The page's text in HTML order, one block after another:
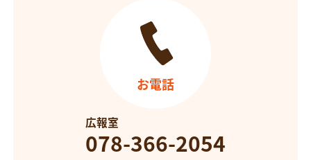
お電話
広報室
078-366-2054